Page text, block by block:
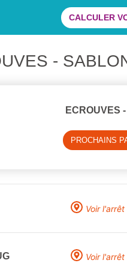
CALCULER
-
ECROUVES
PROCHAINS
Voir
Voir